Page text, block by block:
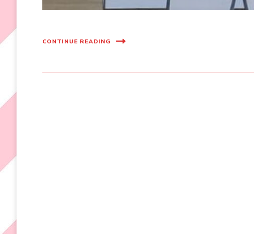
CONTINUE READING